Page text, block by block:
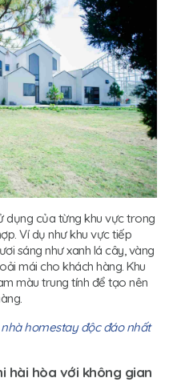
dụng của từng khu vực trong
Ví dụ như khu vực tiếp
sáng như xanh lá cây, vàng
mái cho khách hàng. Khu
màu trung tính để tạo nên
nhà homestay độc đáo nhất
hài hòa với không gian